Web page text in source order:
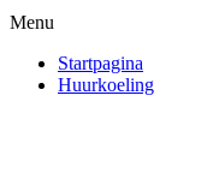
Menu
Startpagina
Huurkoeling